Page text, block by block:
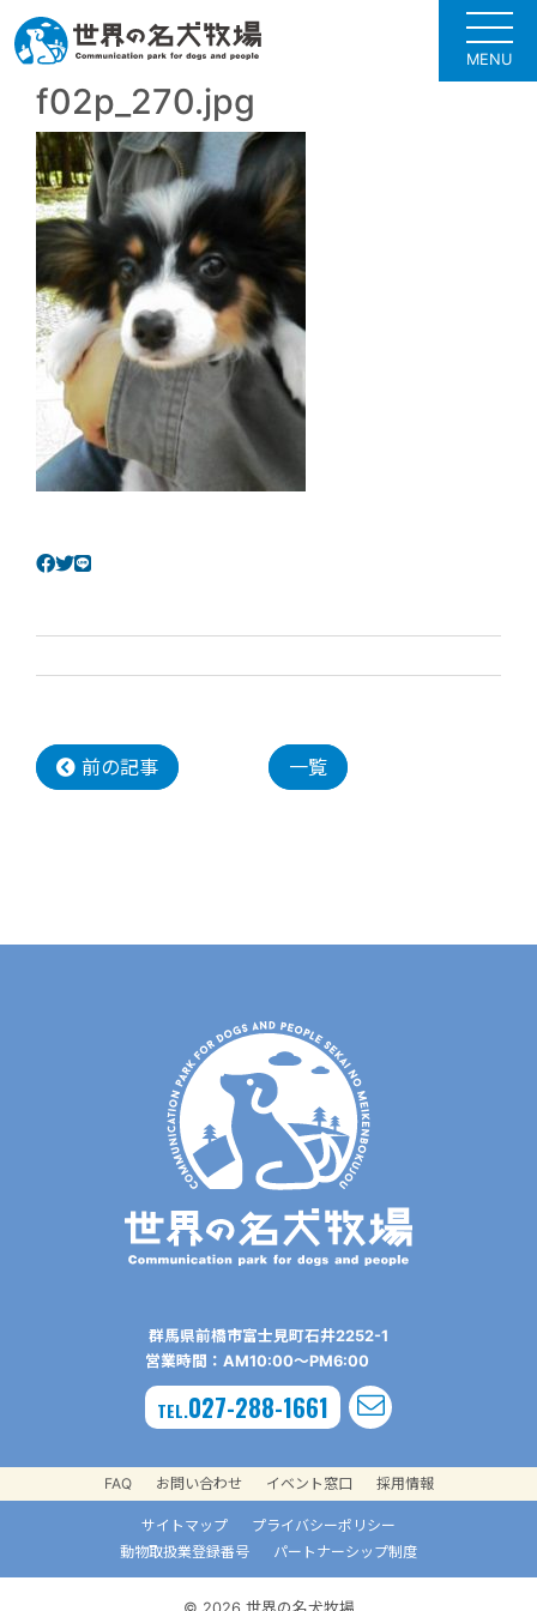
MENU
f02p_270.jpg
前の記事 一覧
群⾺県前橋市富⼠⾒町⽯井2252-1
営業時間：AM10:00〜PM6:00
TEL.027-288-1661
FAQ お問い合わせ イベント窓口 採用情報
サイトマップ
プライバシーポリシー
動物取扱業登録番号
パートナーシップ制度